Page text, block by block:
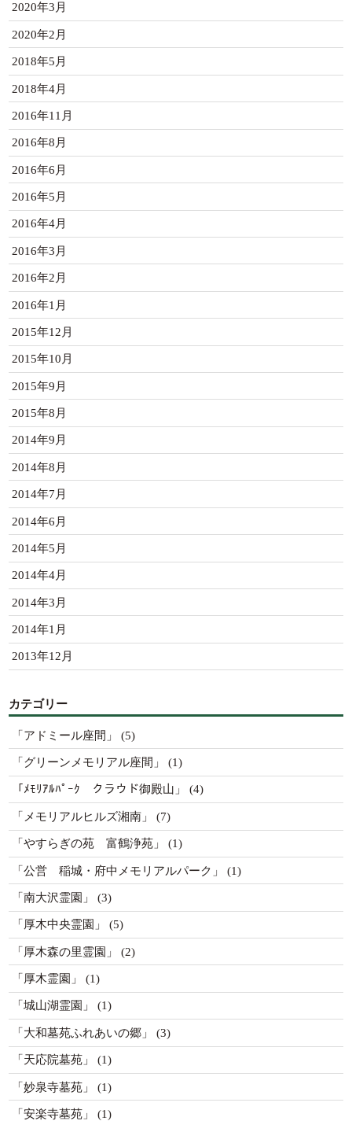
2020年3月
2020年2月
2018年5月
2018年4月
2016年11月
2016年8月
2016年6月
2016年5月
2016年4月
2016年3月
2016年2月
2016年1月
2015年12月
2015年10月
2015年9月
2015年8月
2014年9月
2014年8月
2014年7月
2014年6月
2014年5月
2014年4月
2014年3月
2014年1月
2013年12月
カテゴリー
「アドミール座間」 (5)
「グリーンメモリアル座間」 (1)
「ﾒﾓﾘｱﾙﾊﾟｰｸ クラウド御殿山」 (4)
「メモリアルヒルズ湘南」 (7)
「やすらぎの苑 富鶴浄苑」 (1)
「公営 稲城・府中メモリアルパーク」 (1)
「南大沢霊園」 (3)
「厚木中央霊園」 (5)
「厚木森の里霊園」 (2)
「厚木霊園」 (1)
「城山湖霊園」 (1)
「大和墓苑ふれあいの郷」 (3)
「天応院墓苑」 (1)
「妙泉寺墓苑」 (1)
「安楽寺墓苑」 (1)